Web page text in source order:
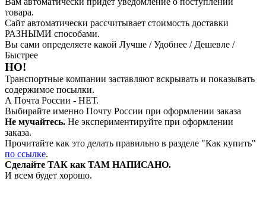
товара.
Сайт автоматически рассчитывает стоимость доставки
РАЗНЫМИ способами.
Вы сами определяете какой Лучше / Удобнее / Дешевле /
Быстрее
НО!
Транспортные компании заставляют вскрывать и показывать
содержимое посылки.
А Почта России - НЕТ.
Выбирайте именно Почту России при оформлении заказа
Не мучайтесь. Не экспериментируйте при оформлении
заказа.
Прочитайте как это делать правильно в разделе "Как купить"
по ссылке.
Сделайте ТАК как ТАМ НАПИСАНО.
И всем будет хорошо.